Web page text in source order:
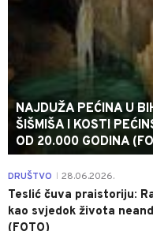
NAJDUŽA PEĆINA U
ŠIŠMIŠA I KOSTI
OD 20.000 GODINA
DRUŠTVO 28.06.2026.
Teslić čuva praistoriju:
kao svjedok života